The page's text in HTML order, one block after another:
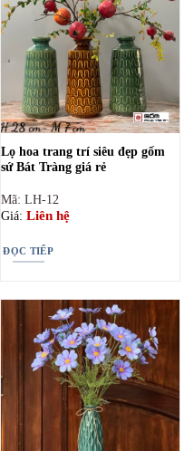
Lọ hoa trang trí siêu đẹp gốm
sứ Bát Tràng giá rẻ
Mã: LH-12
Giá: Liên hệ
ĐỌC TIẾP